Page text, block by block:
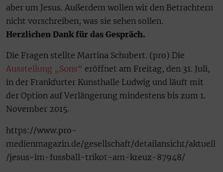
aber um Jesus. Außerdem wollen wir den Betrachtern
nicht vorschreiben, was sie sehen sollen.
Herzlichen Dank für das Gespräch.
Die Fragen stellte Martina Schubert. (pro) Die
Ausstellung „Sons“ eröffnet am Freitag, den 31. Juli,
in der Frankfurter Kunsthalle Ludwig und läuft mit
der Option auf Verlängerung mindestens bis zum 1.
November 2015.
https://www.pro-
medienmagazin.de/gesellschaft/detailansicht/aktuell
/jesus-im-fussball-trikot-am-kreuz-87948/